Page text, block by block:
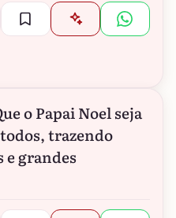
o Papai Noel seja
trazendo
e grandes